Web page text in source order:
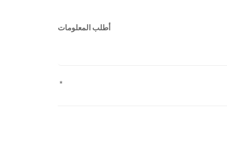
أطلب المعلومات